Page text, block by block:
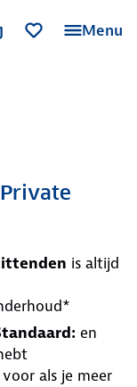
Menu
is altijd
en
voor als je meer